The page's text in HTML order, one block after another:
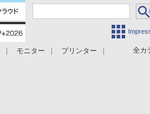
全カ
モニター
プリンター